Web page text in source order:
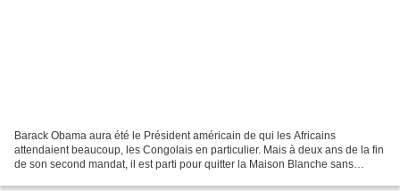
Barack Obama aura été le Président américain de qui les Africains
attendaient beaucoup, les Congolais en particulier. Mais à deux ans de la fin
de son second mandat, il est parti pour quitter la Maison Blanche sans